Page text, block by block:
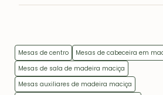
Mesas de centro
Mesas de cabeceira em
Mesas de sala de madeira maciça
Mesas auxiliares de madeira maciça